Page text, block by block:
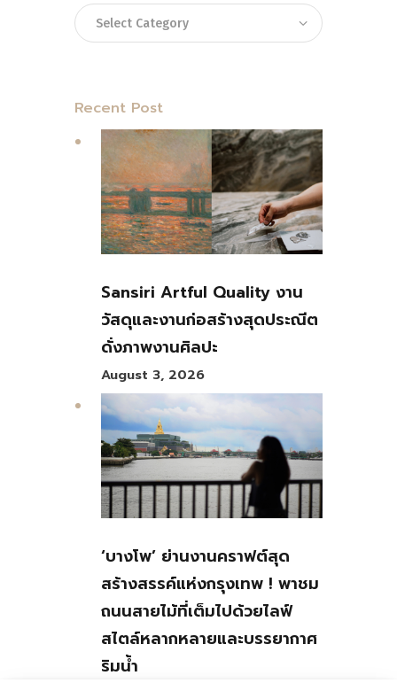
Recent Post
Sansiri Artful Quality งาน
วัสดุและงานก่อสร้างสุดประณีต
ดั่งภาพงานศิลปะ
August 3, 2026
‘บางโพ’ ย่านงานคราฟต์สุด
สร้างสรรค์แห่งกรุงเทพ ! พาชม
ถนนสายไม้ที่เต็มไปด้วยไลฟ์
สไตล์หลากหลายและบรรยากาศ
ริมน้ำ